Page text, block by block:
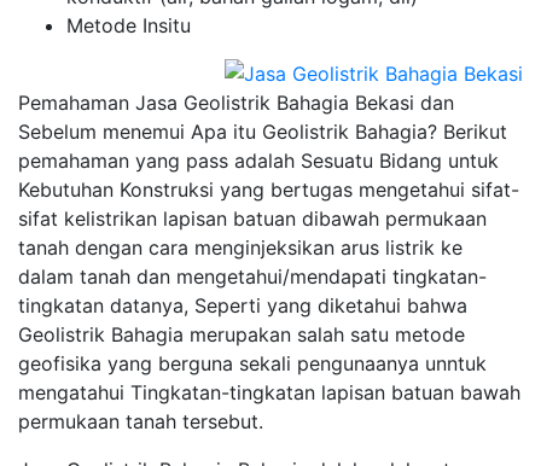
Metode Insitu
Pemahaman Jasa Geolistrik Bahagia Bekasi dan
Sebelum menemui Apa itu Geolistrik Bahagia? Berikut
pemahaman yang pass adalah Sesuatu Bidang untuk
Kebutuhan Konstruksi yang bertugas mengetahui sifat-
sifat kelistrikan lapisan batuan dibawah permukaan
tanah dengan cara menginjeksikan arus listrik ke
dalam tanah dan mengetahui/mendapati tingkatan-
tingkatan datanya, Seperti yang diketahui bahwa
Geolistrik Bahagia merupakan salah satu metode
geofisika yang berguna sekali pengunaanya unntuk
mengatahui Tingkatan-tingkatan lapisan batuan bawah
permukaan tanah tersebut.